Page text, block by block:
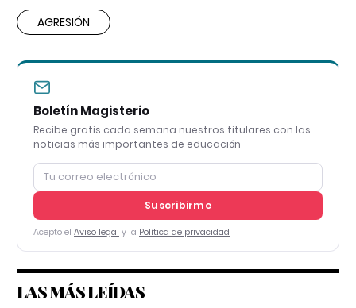
AGRESIÓN
Boletín Magisterio
Recibe gratis cada semana nuestros titulares con las
noticias más importantes de educación
Suscribirme
Acepto el Aviso legal y la Política de privacidad
LAS MÁS LEÍDAS